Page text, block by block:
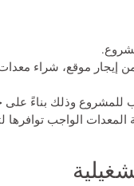
موقع، شراء
للمشروع وذلك بناءً
المعدات الواجب توافرها